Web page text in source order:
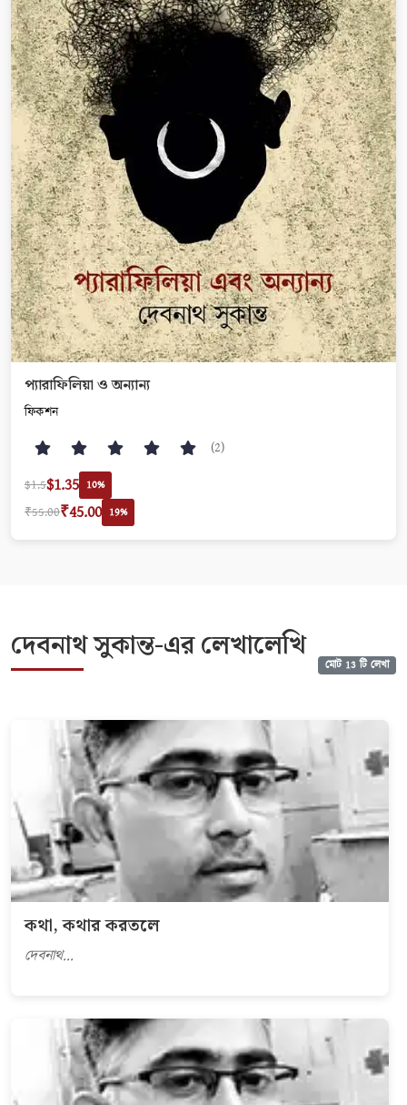
প্যারাফিলিয়া ও অন্যান্য
ফিকশন
(2)
$1.5$1.35 10%
₹55.00₹45.00 19%
দেবনাথ সুকান্ত-এর লেখালেখি মোট 13 টি লেখা
কথা, কথার করতলে
দেবনাথ...